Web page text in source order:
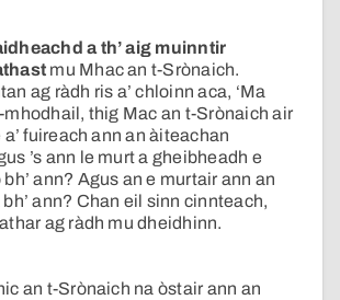
a th’ aig muinntir
mu Mhac an t-Srònaich.
ag ràdh ris a’ chloinn aca, ‘Ma
mhodhail, thig Mac an t-Srònaich air
a’ fuireach ann an àiteachan
’s ann le murt a gheibheadh e
ann? Agus an e murtair ann an
ann? Chan eil sinn cinnteach,
ag ràdh mu dheidhinn.
an t-Srònaich na òstair ann an